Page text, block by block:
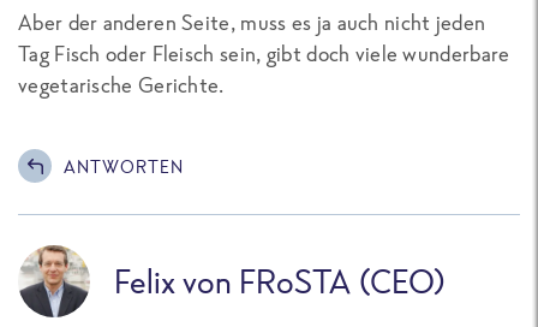
Aber der anderen Seite, muss es ja auch nicht jeden
Tag Fisch oder Fleisch sein, gibt doch viele wunderbare
vegetarische Gerichte.
ANTWORTEN
Felix von FRoSTA (CEO)